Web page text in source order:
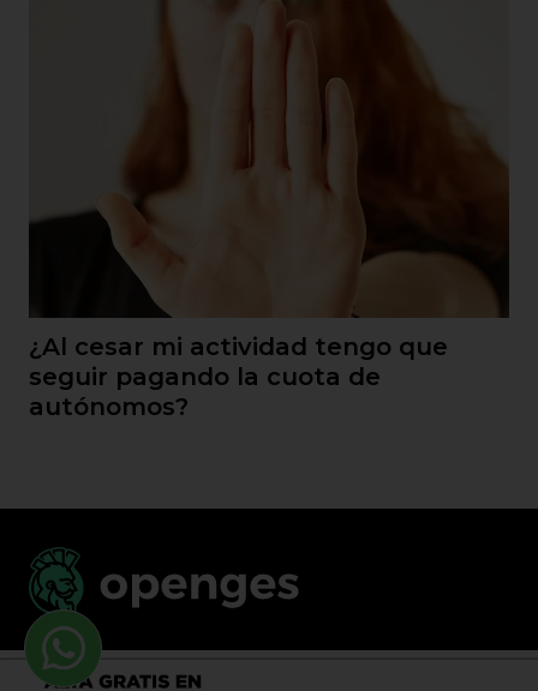
¿Al cesar mi actividad tengo que
seguir pagando la cuota de
autónomos?
Llama al 900 730 037